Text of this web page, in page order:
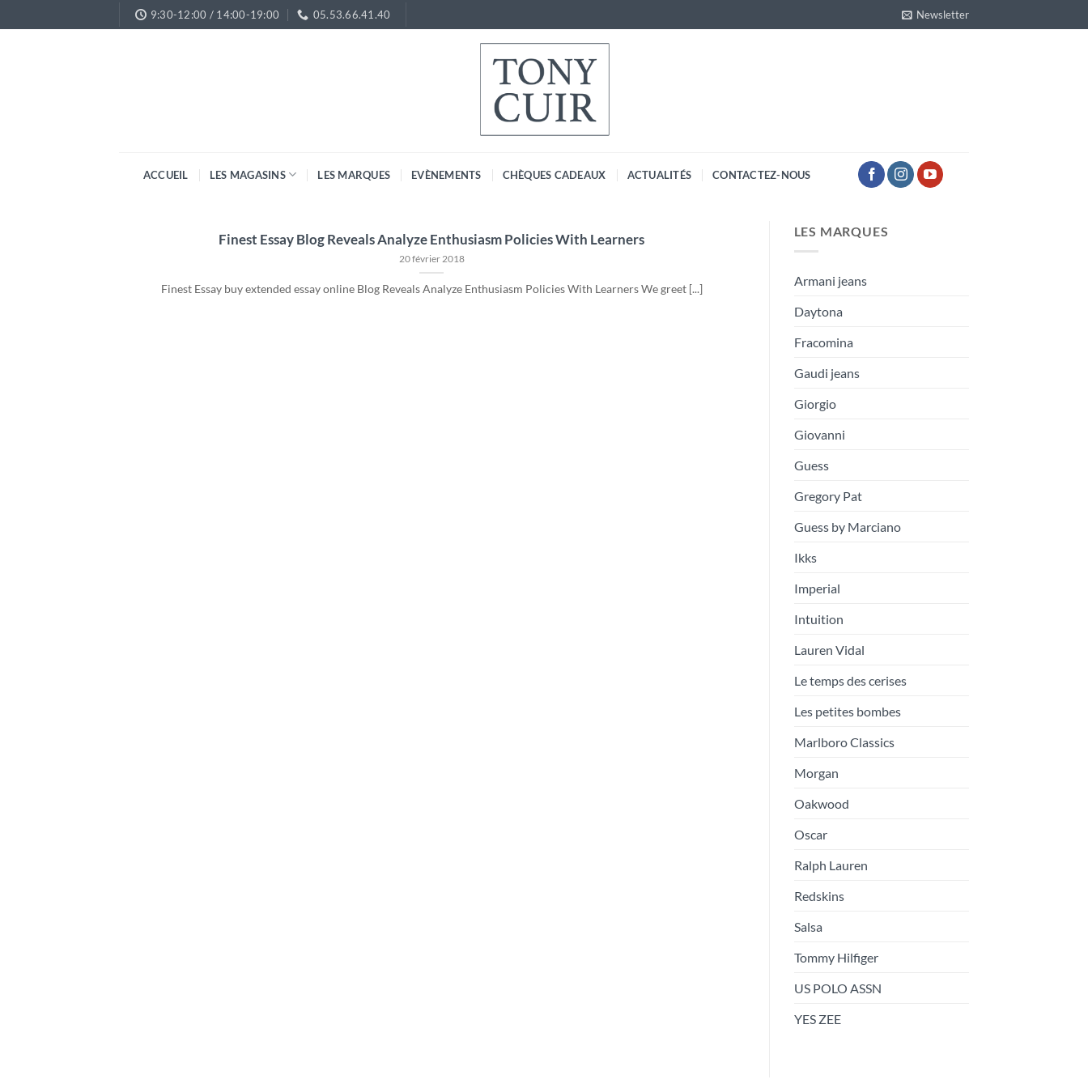
au
9:30-12:00 / 14:00-19:00 05.53.66.41.40 Newsletter
ACCUEIL LES MAGASINS LES MARQUES EVÈNEMENTS CHÈQUES CADEAUX ACTUALITÉS CONTACTEZ-NOUS
Finest Essay Blog Reveals Analyze Enthusiasm Policies With Learners
20 février 2018
Finest Essay buy extended essay online Blog Reveals Analyze Enthusiasm Policies With Learners We greet [...]
LES MARQUES
Armani jeans
Daytona
Fracomina
Gaudi jeans
Giorgio
Giovanni
Guess
Gregory Pat
Guess by Marciano
Ikks
Imperial
Intuition
Lauren Vidal
Le temps des cerises
Les petites bombes
Marlboro Classics
Morgan
Oakwood
Oscar
Ralph Lauren
Redskins
Salsa
Tommy Hilfiger
US POLO ASSN
YES ZEE